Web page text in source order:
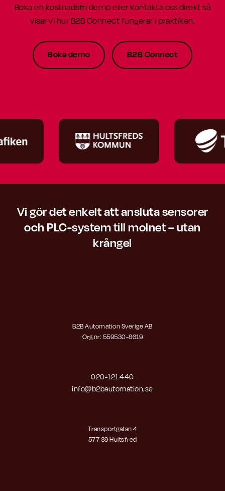
Boka en kostnadsfri demo eller kontakta oss direkt så
visar vi hur B2B Connect fungerar i praktiken.
Boka demo B2B Connect
Vi gör det enkelt att ansluta sensorer
och PLC-system till molnet – utan
krångel
B2B Automation Sverige AB
Org.nr: 559530-8619
020-121 440
info@b2bautomation.se
Transportgatan 4
577 39 Hultsfred